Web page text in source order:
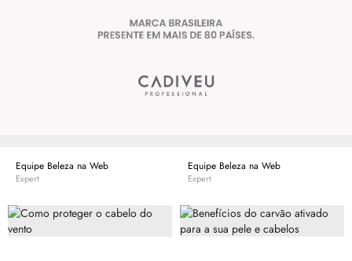
Equipe Beleza na Web
Expert
Equipe Beleza na Web
Expert